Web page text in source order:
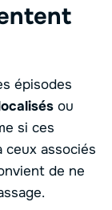
épisodes
ou
si ces
ceux associés
de ne